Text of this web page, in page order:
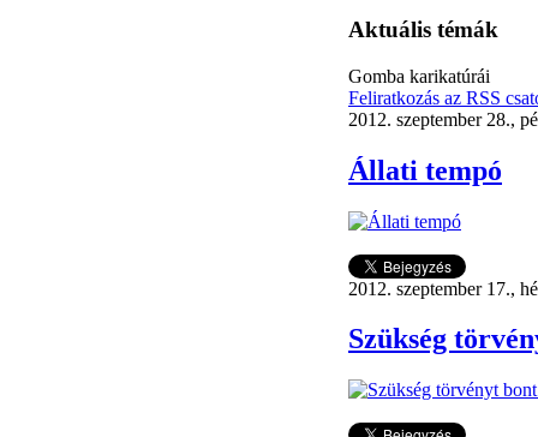
Aktuális témák
Gomba karikatúrái
Feliratkozás az RSS
2012. szeptember 28.,
Állati tempó
2012. szeptember 17.,
Szükség